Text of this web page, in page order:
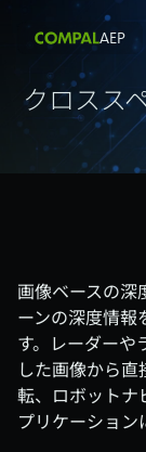
AEP
クロスス
画像ベースの深
ーンの深度情報
す。レーダーや
した画像から直
転、ロボットナ
プリケーション